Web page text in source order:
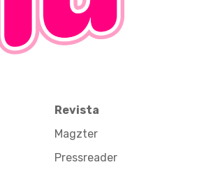
Revista
Magzter
Pressreader